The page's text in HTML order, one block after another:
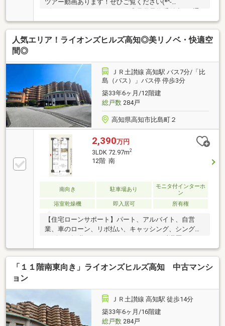
ツアー動画あります！ぜひご覧ください(*^-
^*)Youtube、Xにもあります♪◎見学予約受付中！■通
気性が良く、湿気がこもりやすい時期のカビ対策にな
るウォークスルークローゼット完備■空間を広く確保
したキッチンは、機能が充実し作業効率がアップ！■
デザイン照明＆エアコン2台完備♪【周辺環境】・高知
市立江陽小学校 徒歩5分（351ｍ）・高知市立城東中
学校 徒歩9分（679ｍ）
人気エリア！ライオンズヒルズ高知◎美リノベ・快適空
間◎
ＪＲ土讃線 高知駅 バス7分/「比
島（バス）」バス停 停歩3分
築33年6ヶ月/12階建
総戸数284戸
高知県高知市比島町２
2,390万円
3LDK 72.97m2
12階 南
南向き 駐車場あり
モニタ付インターホ
ン
浴室乾燥機
即入居可 所有権
【住宅ローンサポート】パート、アルバイト、自営
業、車のローン、リボ払い、キャッシング、シングル
マザー、転職したばかり、クレジットの延滞歴がある
など住宅ローン審査が不安、「自分は無理かも…」と
いう方ほどご相談ください！▼審査通過例・年収300
万＋車ローン／勤続1年→通過・年収260万／シングル
収180万円→承無理な営業はいたしません。通る方法
を一緒に探します。087-810-3147／【見学予約】から
も受付中
「１１階南東向き」ライオンズヒルズ高知 中古マンシ
ョン
ＪＲ土讃線 高知駅 徒歩14分
築33年6ヶ月/16階建
総戸数284戸